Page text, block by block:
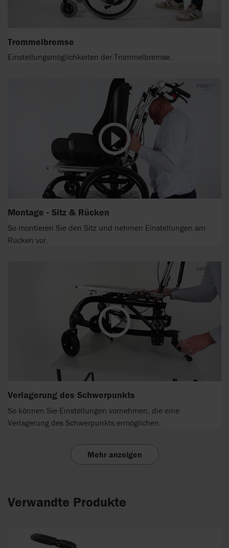
Trommelbremse
Einstellungsmöglichkeiten der Trommelbremse.
Montage - Sitz & Rücken
So montieren Sie den Sitz und nehmen Einstellungen am
Rücken vor.
Verlagerung des Schwerpunkts
So können Sie Einstellungen vornehmen, die eine
Verlagerung des Schwerpunkts ermöglichen.
Mehr anzeigen
Verwandte Produkte